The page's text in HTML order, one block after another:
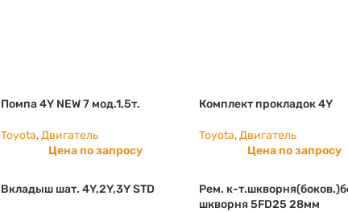
Помпа 4Y NEW 7 мод.1,5т.
Toyota,Двигатель
Цена по запросу
Комплект прокладок 4Y
Toyota,Двигатель
Цена по запросу
Вкладыш шат. 4Y,2Y,3Y STD
Рем. к-
шкворня 5FD25 28мм